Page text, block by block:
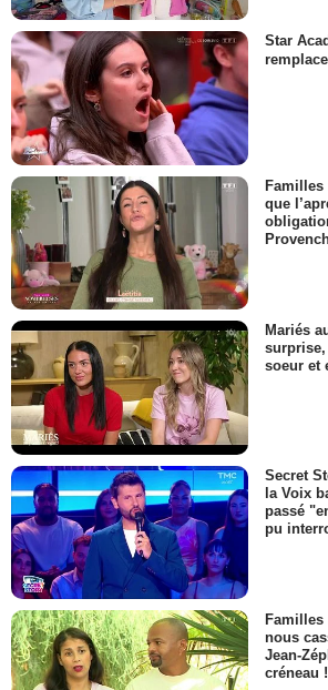
Star
que
Mariés
surprise,
soeur et
Secret
la Voix
passé
pu
nous
Jean-
créneau !